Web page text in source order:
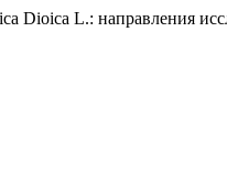
Dioica L.: направления